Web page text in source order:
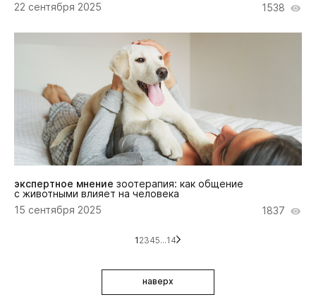
22 сентября 2025
1538
экспертное мнение зоотерапия: как общение
с животными влияет на человека
15 сентября 2025
1837
1 2345...14
наверх